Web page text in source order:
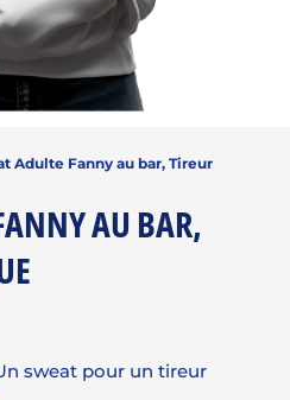
Adulte Fanny au bar, Tireur
AU BAR,
sweat pour un tireur